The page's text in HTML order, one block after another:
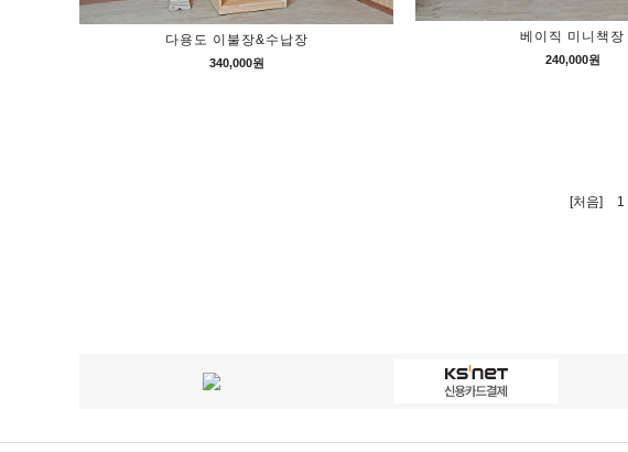
다용도 이불장&수납장
340,000원
베이직 미니책장
240,000원
[처음] 1